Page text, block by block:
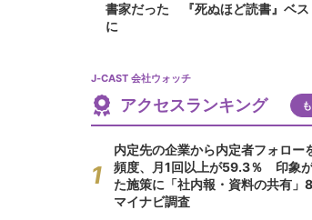
書家だった 『死ぬほど読書』ベス
に
J-CAST 会社ウォッチ
アクセスランキング
内定先の企業から内定者フォロー
頻度、月1回以上が59.3％ 印象
た施策に「社内報・資料の共有
マイナビ調査